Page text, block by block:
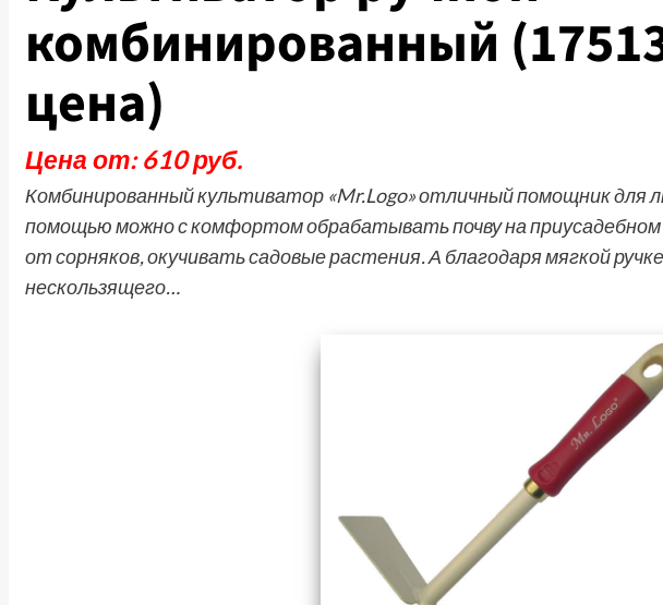
комбинированный
цена)
Цена от: 610 руб.
Комбинированный культиватор «Mr.Logo» отличный помощник для
помощью можно с комфортом обрабатывать почву на
от сорняков, окучивать садовые растения. А благодаря мягкой
нескользящего…